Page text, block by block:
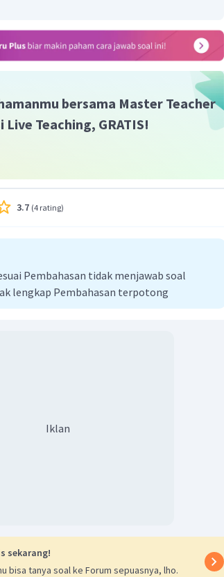
bersama Master Teacher
Live Teaching, GRATIS!
3.7 (4 rating)
Pembahasan tidak menjawab soal
lengkap Pembahasan terpotong
Iklan
sekarang!
bisa tanya soal ke Forum sepuasnya, lho.